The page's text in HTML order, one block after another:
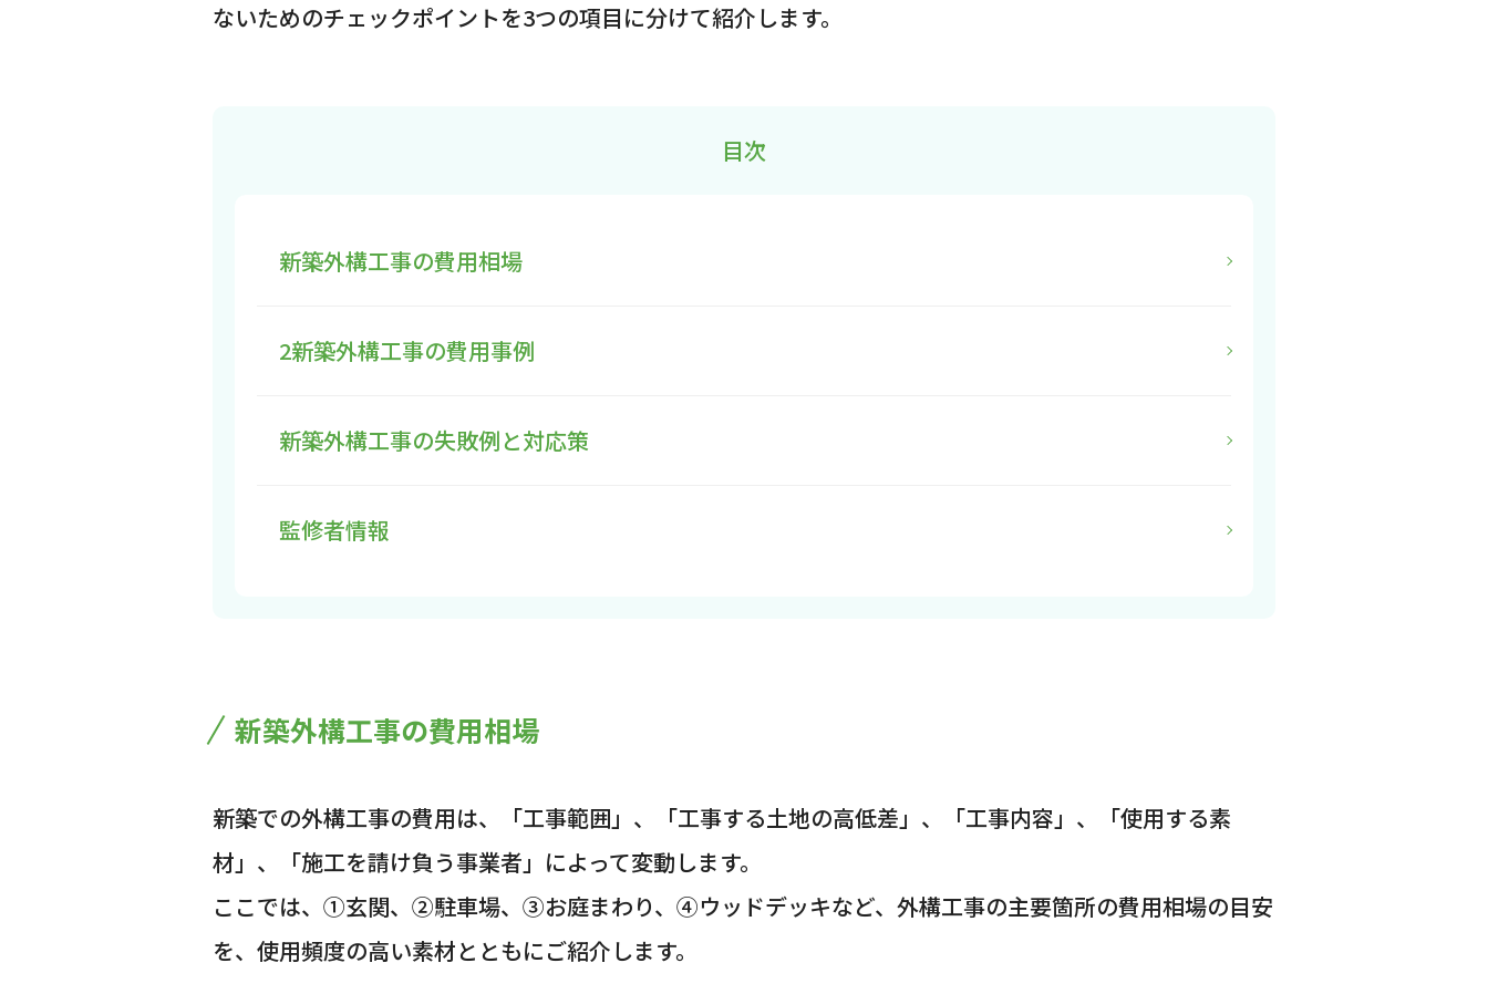
ないためのチェックポイントを3つの項目に分けて紹介します。
目次
新築外構工事の費用相場
2新築外構工事の費用事例
新築外構工事の失敗例と対応策
監修者情報
新築外構工事の費用相場
新築での外構工事の費用は、「工事範囲」、「工事する土地の高低差」、「工事内容」、「使用する素
材」、「施工を請け負う事業者」によって変動します。
ここでは、①玄関、②駐車場、③お庭まわり、④ウッドデッキなど、外構工事の主要箇所の費用相場の目安
を、使用頻度の高い素材とともにご紹介します。